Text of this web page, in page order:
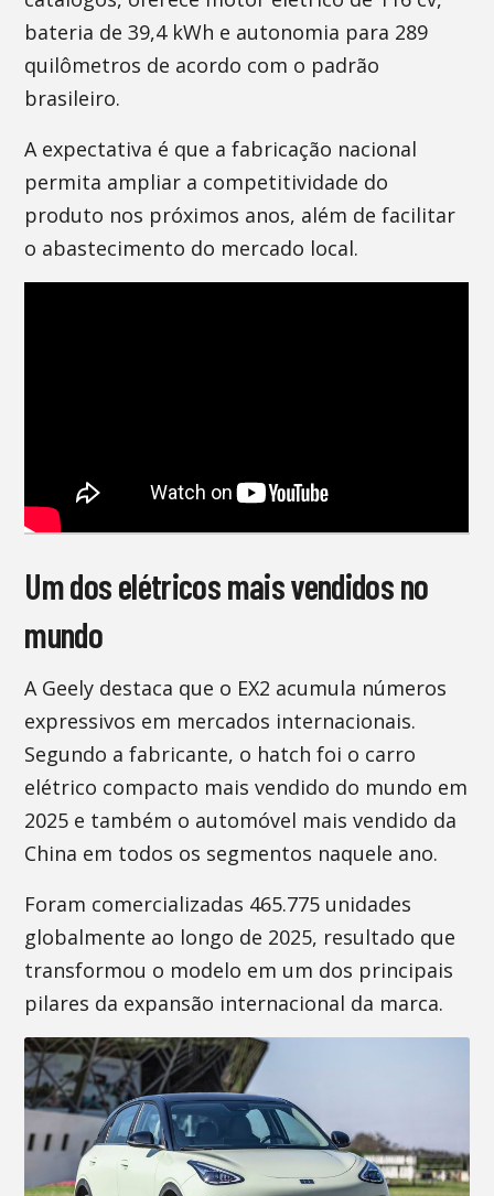
bateria de 39,4 kWh e autonomia para 289
quilômetros de acordo com o padrão
brasileiro.
A expectativa é que a fabricação nacional
permita ampliar a competitividade do
produto nos próximos anos, além de facilitar
o abastecimento do mercado local.
Um dos elétricos mais vendidos no
mundo
A Geely destaca que o EX2 acumula números
expressivos em mercados internacionais.
Segundo a fabricante, o hatch foi o carro
elétrico compacto mais vendido do mundo em
2025 e também o automóvel mais vendido da
China em todos os segmentos naquele ano.
Foram comercializadas 465.775 unidades
globalmente ao longo de 2025, resultado que
transformou o modelo em um dos principais
pilares da expansão internacional da marca.